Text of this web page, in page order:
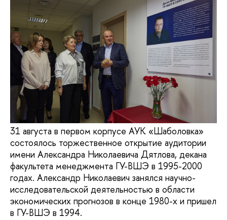
31 августа в первом корпусе АУК «Шаболовка»
состоялось торжественное открытие аудитории
имени Александра Николаевича Дятлова, декана
факультета менеджмента ГУ-ВШЭ в 1995-2000
годах. Александр Николаевич занялся научно-
исследовательской деятельностью в области
экономических прогнозов в конце 1980-х и пришел
в ГУ-ВШЭ в 1994.